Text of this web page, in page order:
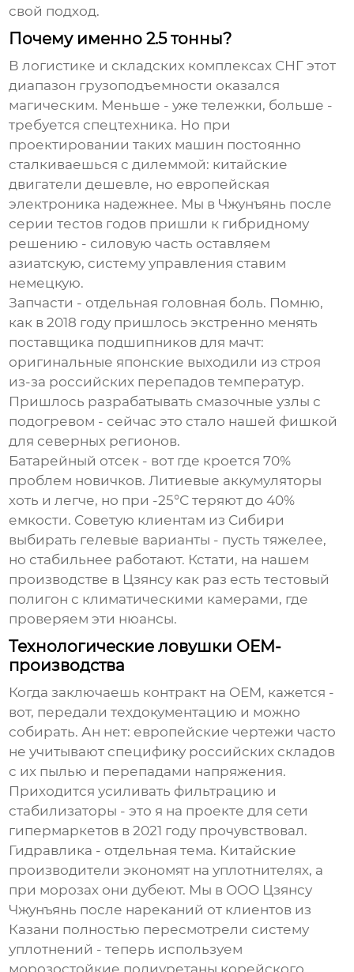
свой подход.
Почему именно 2.5 тонны?
В логистике и складских комплексах СНГ этот
диапазон грузоподъемности оказался
магическим. Меньше - уже тележки, больше -
требуется спецтехника. Но при
проектировании таких машин постоянно
сталкиваешься с дилеммой: китайские
двигатели дешевле, но европейская
электроника надежнее. Мы в Чжунъянь после
серии тестов годов пришли к гибридному
решению - силовую часть оставляем
азиатскую, систему управления ставим
немецкую.
Запчасти - отдельная головная боль. Помню,
как в 2018 году пришлось экстренно менять
поставщика подшипников для мачт:
оригинальные японские выходили из строя
из-за российских перепадов температур.
Пришлось разрабатывать смазочные узлы с
подогревом - сейчас это стало нашей фишкой
для северных регионов.
Батарейный отсек - вот где кроется 70%
проблем новичков. Литиевые аккумуляторы
хоть и легче, но при -25°С теряют до 40%
емкости. Советую клиентам из Сибири
выбирать гелевые варианты - пусть тяжелее,
но стабильнее работают. Кстати, на нашем
производстве в Цзянсу как раз есть тестовый
полигон с климатическими камерами, где
проверяем эти нюансы.
Технологические ловушки OEM-
производства
Когда заключаешь контракт на OEM, кажется -
вот, передали техдокументацию и можно
собирать. Ан нет: европейские чертежи часто
не учитывают специфику российских складов
с их пылью и перепадами напряжения.
Приходится усиливать фильтрацию и
стабилизаторы - это я на проекте для сети
гипермаркетов в 2021 году прочувствовал.
Гидравлика - отдельная тема. Китайские
производители экономят на уплотнителях, а
при морозах они дубеют. Мы в ООО Цзянсу
Чжунъянь после нареканий от клиентов из
Казани полностью пересмотрели систему
уплотнений - теперь используем
морозостойкие полиуретаны корейского